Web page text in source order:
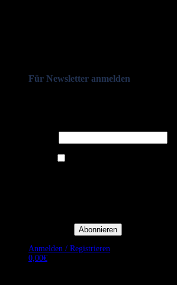
Für Newsletter anmelden
Anmelden / Registrieren
0,00€